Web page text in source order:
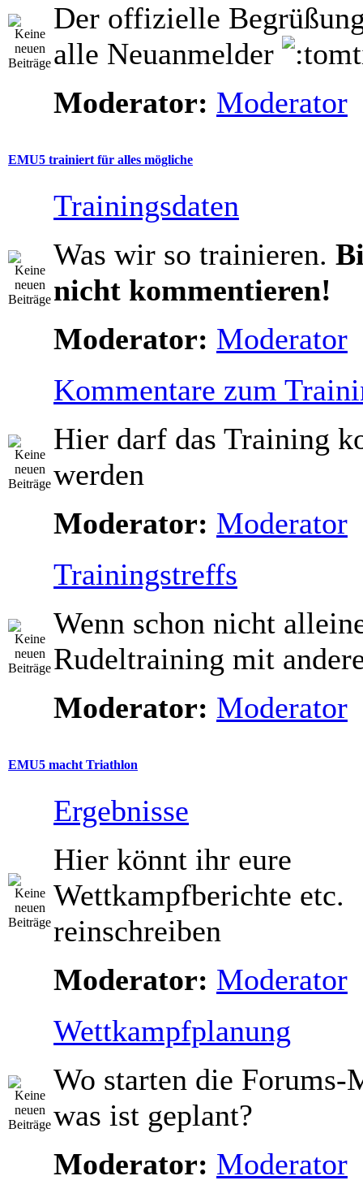
Der offizielle
alle Neuanmelder
Moderator: Moderator
EMU5 trainiert für alles mögliche
Trainingsdaten
Was wir so trainieren.
nicht kommentieren!
Moderator: Moderator
Kommentare zum
Hier darf das Training
werden
Moderator: Moderator
Trainingstreffs
Wenn schon nicht
Rudeltraining mit
Moderator: Moderator
EMU5 macht Triathlon
Ergebnisse
Hier könnt ihr eure
Wettkampfberichte etc.
reinschreiben
Moderator: Moderator
Wettkampfplanung
Wo starten die
was ist geplant?
Moderator: Moderator